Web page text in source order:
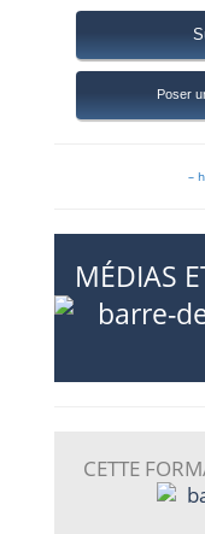
Poser
–
MÉDIAS
CETTE